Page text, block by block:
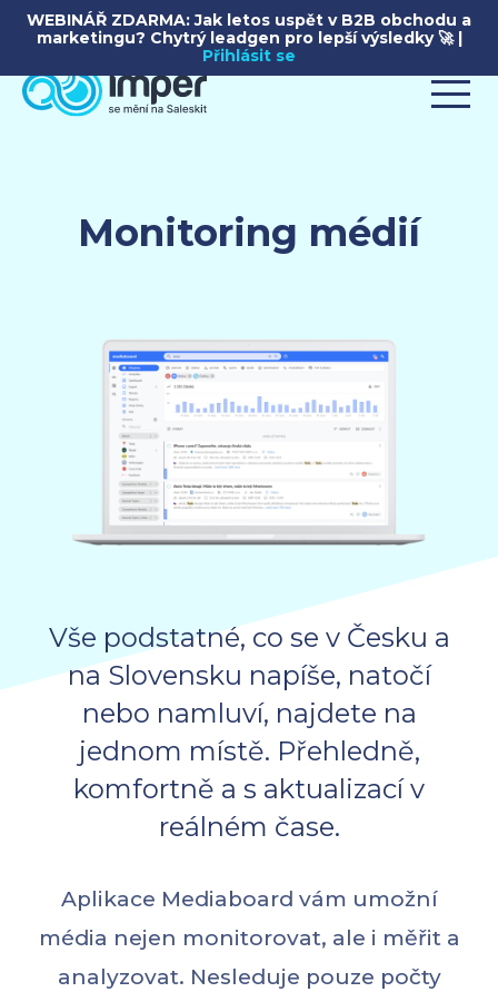
WEBINÁŘ ZDARMA: Jak letos uspět v B2B obchodu a
marketingu? Chytrý leadgen pro lepší výsledky 🚀 |
Přihlásit se
Monitoring médií
Vše podstatné, co se v Česku a
na Slovensku napíše, natočí
nebo namluví, najdete na
jednom místě. Přehledně,
komfortně a s aktualizací v
reálném čase.
Aplikace Mediaboard vám umožní
média nejen monitorovat, ale i měřit a
analyzovat. Nesleduje pouze počty